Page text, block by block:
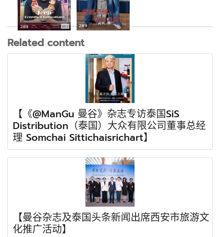
Related content
【《@ManGu 曼谷》杂志专访泰国SiS
Distribution（泰国）大众有限公司董事总经
理 Somchai Sittichaisrichart】
【曼谷杂志及泰国头条新闻出席西安市旅游文
化推广活动】